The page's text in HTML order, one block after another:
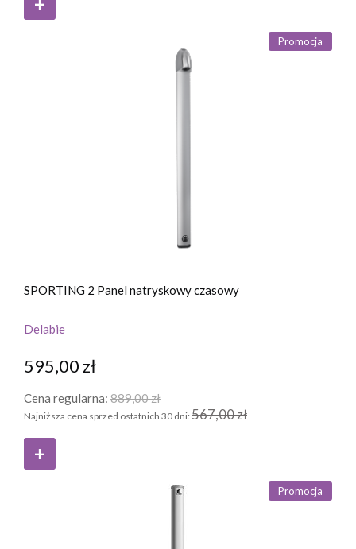
SPORTING 2 Panel natryskowy czasowy
Delabie
595,00 zł
Cena regularna: 889,00 zł
Najniższa cena sprzed ostatnich 30 dni: 567,00 zł
Promocja
Promocja